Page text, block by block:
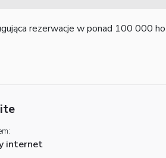
rezerwacje w ponad 100 000
internet